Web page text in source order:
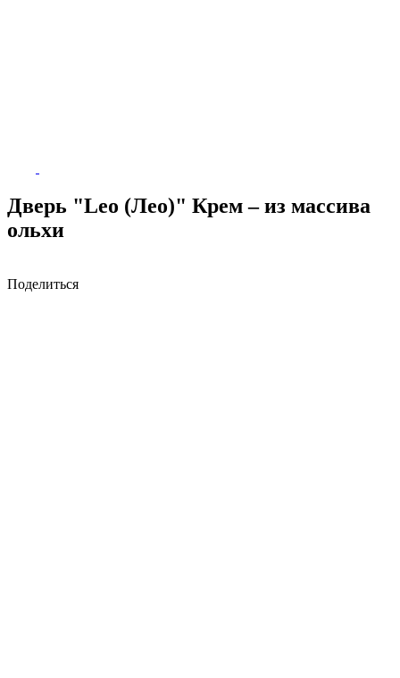
Дверь "Leo (Лео)" Крем – из массива
ольхи
Поделиться